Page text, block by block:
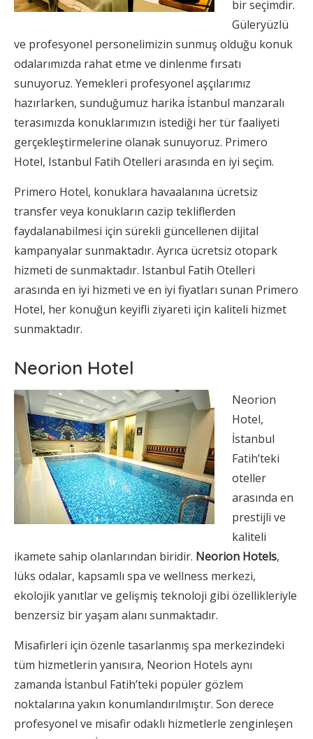
bir seçimdir.
Güleryüzlü
ve profesyonel personelimizin sunmuş olduğu konuk
odalarımızda rahat etme ve dinlenme fırsatı
sunuyoruz. Yemekleri profesyonel aşçılarımız
hazırlarken, sunduğumuz harika İstanbul manzaralı
terasımızda konuklarımızın istediği her tür faaliyeti
gerçekleştirmelerine olanak sunuyoruz. Primero
Hotel, Istanbul Fatih Otelleri arasında en iyi seçim.
Primero Hotel, konuklara havaalanına ücretsiz
transfer veya konukların cazip tekliflerden
faydalanabilmesi için sürekli güncellenen dijital
kampanyalar sunmaktadır. Ayrıca ücretsiz otopark
hizmeti de sunmaktadır. Istanbul Fatih Otelleri
arasında en iyi hizmeti ve en iyi fiyatları sunan Primero
Hotel, her konuğun keyifli ziyareti için kaliteli hizmet
sunmaktadır.
Neorion Hotel
Neorion
Hotel,
İstanbul
Fatih’teki
oteller
arasında en
prestijli ve
kaliteli
ikamete sahip olanlarından biridir. Neorion Hotels,
lüks odalar, kapsamlı spa ve wellness merkezi,
ekolojik yanıtlar ve gelişmiş teknoloji gibi özellikleriyle
benzersiz bir yaşam alanı sunmaktadır.
Misafirleri için özenle tasarlanmış spa merkezindeki
tüm hizmetlerin yanısıra, Neorion Hotels aynı
zamanda İstanbul Fatih’teki popüler gözlem
noktalarına yakın konumlandırılmıştır. Son derece
profesyonel ve misafir odaklı hizmetlerle zenginleşen